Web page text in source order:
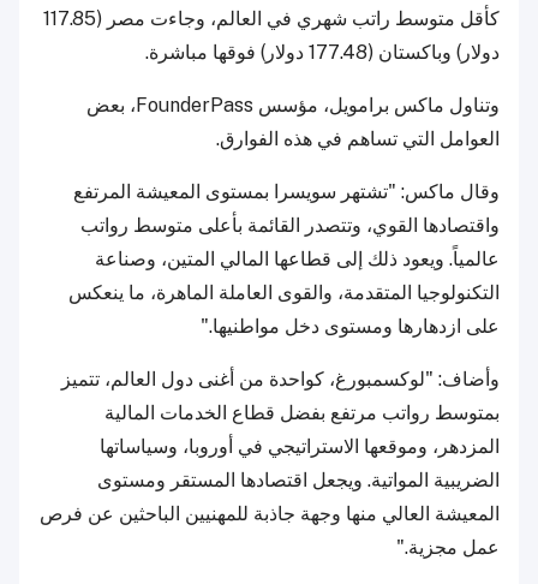
كأقل متوسط راتب شهري في العالم، وجاءت مصر (117.85
دولار) وباكستان (177.48 دولار) فوقها مباشرة.
وتناول ماكس برامويل، مؤسس FounderPass، بعض
العوامل التي تساهم في هذه الفوارق.
وقال ماكس: "تشتهر سويسرا بمستوى المعيشة المرتفع
واقتصادها القوي، وتتصدر القائمة بأعلى متوسط رواتب
عالمياً. ويعود ذلك إلى قطاعها المالي المتين، وصناعة
التكنولوجيا المتقدمة، والقوى العاملة الماهرة، ما ينعكس
على ازدهارها ومستوى دخل مواطنيها."
وأضاف: "لوكسمبورغ، كواحدة من أغنى دول العالم، تتميز
بمتوسط رواتب مرتفع بفضل قطاع الخدمات المالية
المزدهر، وموقعها الاستراتيجي في أوروبا، وسياساتها
الضريبية المواتية. ويجعل اقتصادها المستقر ومستوى
المعيشة العالي منها وجهة جاذبة للمهنيين الباحثين عن فرص
عمل مجزية."